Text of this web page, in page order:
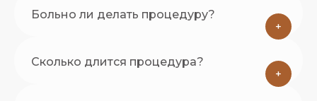
Больно ли делать процедуру?
+
Сколько длится процедура?
+